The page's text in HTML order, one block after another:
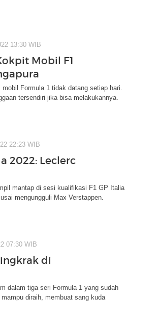
13:30 WIB
Mobil F1
Formula 1 tidak datang setiap hari.
tersendiri jika bisa melakukannya.
22:23 WIB
2022: Leclerc
mantap di sesi kualifikasi F1 GP Italia
mengungguli Max Verstappen.
07:30 WIB
di
dalam tiga seri Formula 1 yang sudah
diraih, membuat sang kuda